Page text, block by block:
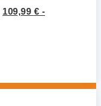
109,99 € -